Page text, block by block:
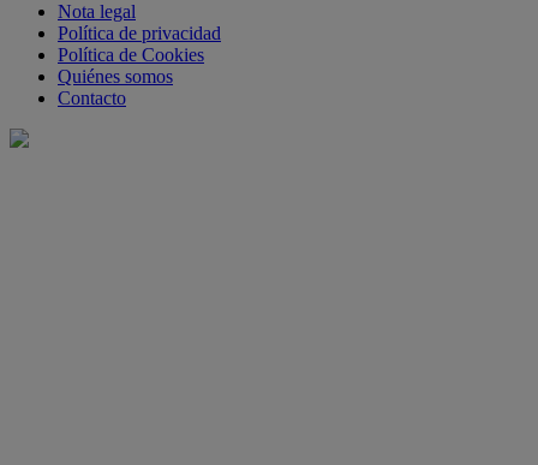
Nota legal
Política de privacidad
Política de Cookies
Quiénes somos
Contacto